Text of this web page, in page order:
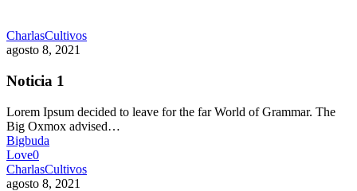
CharlasCultivos
agosto 8, 2021
Noticia 1
Lorem Ipsum decided to leave for the far World of Grammar. The
Big Oxmox advised…
Bigbuda
Love0
CharlasCultivos
agosto 8, 2021